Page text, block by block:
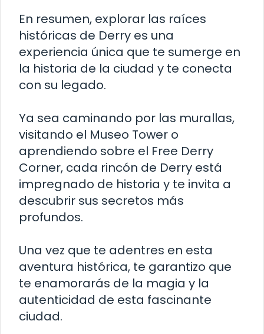
En resumen, explorar las raíces
históricas de Derry es una
experiencia única que te sumerge en
la historia de la ciudad y te conecta
con su legado.
Ya sea caminando por las murallas,
visitando el Museo Tower o
aprendiendo sobre el Free Derry
Corner, cada rincón de Derry está
impregnado de historia y te invita a
descubrir sus secretos más
profundos.
Una vez que te adentres en esta
aventura histórica, te garantizo que
te enamorarás de la magia y la
autenticidad de esta fascinante
ciudad.